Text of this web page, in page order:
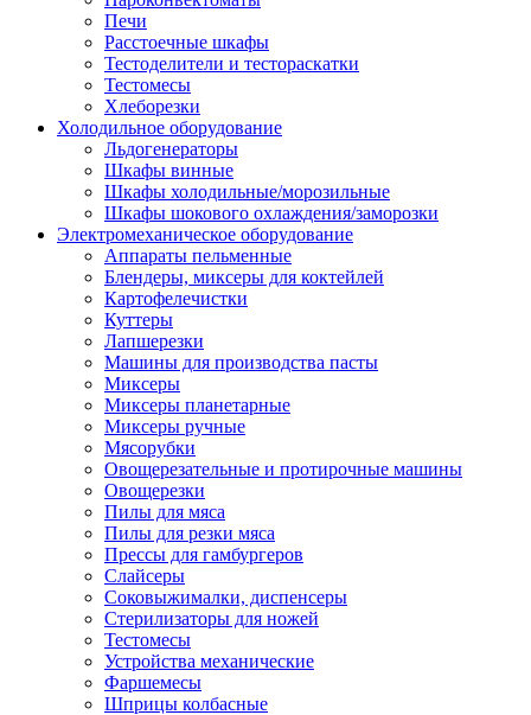
Печи
Расстоечные шкафы
Тестоделители и тестораскатки
Тестомесы
Хлеборезки
Холодильное оборудование
Льдогенераторы
Шкафы винные
Шкафы холодильные/морозильные
Шкафы шокового охлаждения/заморозки
Электромеханическое оборудование
Аппараты пельменные
Блендеры, миксеры для коктейлей
Картофелечистки
Куттеры
Лапшерезки
Машины для производства пасты
Миксеры
Миксеры планетарные
Миксеры ручные
Мясорубки
Овощерезательные и протирочные машины
Овощерезки
Пилы для мяса
Пилы для резки мяса
Прессы для гамбургеров
Слайсеры
Соковыжималки, диспенсеры
Стерилизаторы для ножей
Тестомесы
Устройства механические
Фаршемесы
Шприцы колбасные